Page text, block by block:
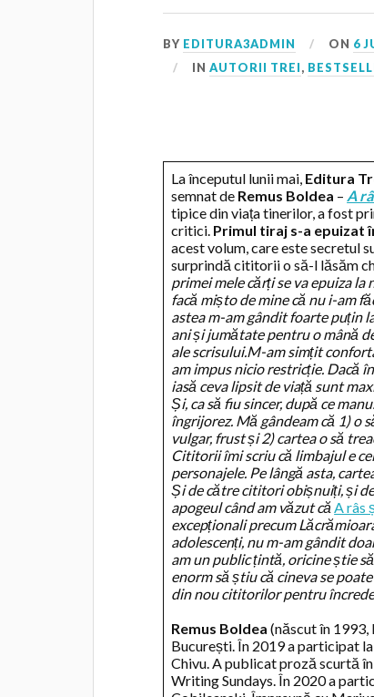
BY EDITURA3ADMIN ON 6
INAUTORII TREI,
La începutul lunii mai, Editura
semnat de Remus Boldea – A
tipice din viața tinerilor, a fost
critici. Primul tiraj s-a epuizat
acest volum, care este secretul
surprindă cititorii o să-l lăsăm
primei mele cărți se va epuiza
facă mișto de mine că nu i-am
astea m-am gândit foarte puțin
ani și jumătate pentru o mână
ale scrisului.M-am simțit
am impus nicio restricție. Dacă
iasă ceva lipsit de viață sunt
Și, ca să fiu sincer, după ce
îngrijorez. Mă gândeam că 1) o
vulgar, frust și 2) cartea o să
Cititorii îmi scriu că limbajul e
personajele. Pe lângă asta,
Și de către cititori obișnuiți, și
apogeul când am văzut căA râs
excepționali precum
adolescenți, nu m-am gândit
am un public țintă, oricine știe
enorm să știu că cineva se
din nou cititorilor pentru
Remus Boldea (născut în
București. În 2019 a participat
Chivu. A publicat proză scurtă în
Writing Sundays. În 2020 a